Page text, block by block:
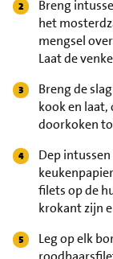
Breng
het
mengsel
Laat de
Breng de
kook en
doorkoken
Dep
filets op de
krokant zijn
Leg op elk